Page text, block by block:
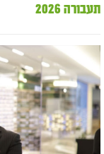
תעבורה 2026